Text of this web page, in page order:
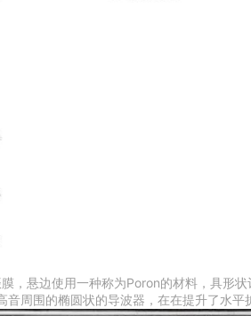
悬边使用一种称为Poron的材料，具形
周围的椭圆状的导波器，在在提升了水平